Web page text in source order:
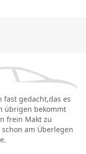
fast gedacht,das es
übrigen bekommt
frein Makt zu
am Überlegen